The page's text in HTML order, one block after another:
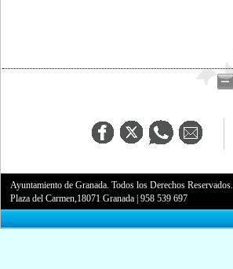
Ayuntamiento de Granada. Todos los Derechos Reservados.
Plaza del Carmen,18071 Granada |958 539 697